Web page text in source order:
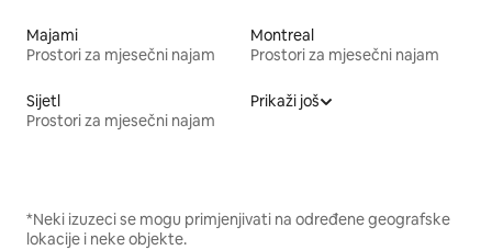
Majami
Prostori za mjesečni najam
Montreal
Prostori za mjesečni najam
Sijetl
Prostori za mjesečni najam
Prikaži još
*Neki izuzeci se mogu primjenjivati na određene geografske
lokacije i neke objekte.